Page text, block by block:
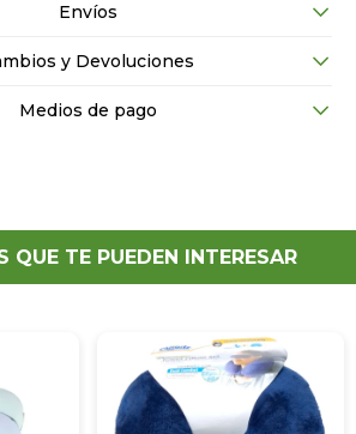
Envíos
y Devoluciones
Medios de pago
QUE TE PUEDEN INTERESAR